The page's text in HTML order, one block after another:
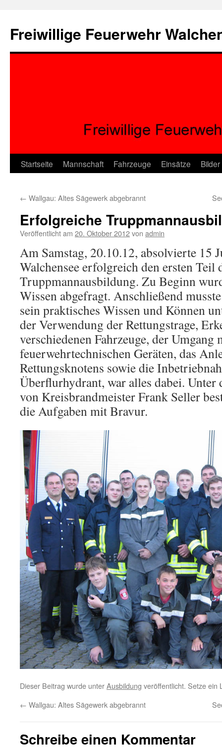
springen
Freiwillige Feuerwehr
Startseite Mannschaft Fahrzeuge Einsätze Bilder
← Wallgau: Altes Sägewerk abgebrannt
Erfolgreiche
Veröffentlicht am 20. Oktober 2012von admin
Am Samstag, 20.10.12, absolvierte 15
Walchensee erfolgreich den ersten Teil
Truppmannausbildung. Zu Beginn
Wissen abgefragt. Anschließend
sein praktisches Wissen und Können
der Verwendung der Rettungstrage,
verschiedenen Fahrzeuge, der Umgang
feuerwehrtechnischen Geräten, das
Rettungsknotens sowie die
Überflurhydrant, war alles dabei. Unter
von Kreisbrandmeister Frank Seller
die Aufgaben mit Bravur.
Dieser Beitrag wurde unterAusbildung veröffentlicht. Setze ein
← Wallgau: Altes Sägewerk abgebrannt
Schreibe einen Kommentar